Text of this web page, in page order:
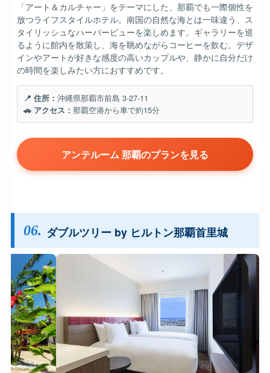
「アート＆カルチャー」をテーマにした、那覇でも一際個性を
放つライフスタイルホテル。南国の自然な海とは一味違う、ス
タイリッシュなハーバービューを楽しめます。ギャラリーを巡
るように館内を散策し、海を眺めながらコーヒーを飲む。デザ
インやアートが好きな感度の高いカップルや、静かに自分だけ
の時間を楽しみたい方におすすめです。
📍 住所： 沖縄県那覇市前島 3-27-11
🚗 アクセス： 那覇空港から車で約15分
アンテルーム 那覇のプランを見る
06. ダブルツリー by ヒルトン那覇首里城